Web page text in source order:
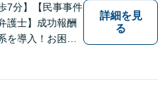
7分】【民事事件
護士】成功報酬
を導入！お困り
詳細を見
る